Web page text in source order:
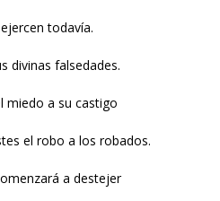
todavía.
divinas falsedades.
miedo a su castigo
el robo a los robados.
a destejer